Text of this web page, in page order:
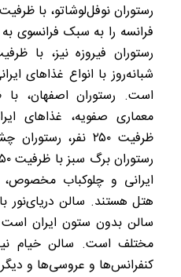
فرانسه را به سبک فرانسوی
شبانه‌روز با انواع غذاهای
معماری صفویه‌، غذاهای
ایرانی و چلوکباب
سالن بدون ستون ایران
مختلف است‌. سالن خیام
کنفرانس‌ها و عروسی‌ها و